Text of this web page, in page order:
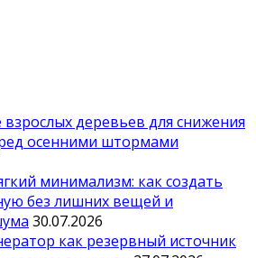
деревьев для снижения
осенними штормами
минимализм: как создать
без лишних вещей и
30.07.2026
как резервный источник